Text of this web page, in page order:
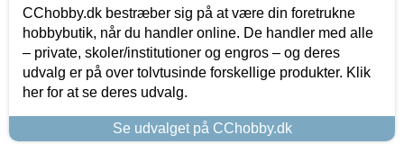
CChobby.dk bestræber sig på at være din foretrukne
hobbybutik, når du handler online. De handler med alle
– private, skoler/institutioner og engros – og deres
udvalg er på over tolvtusinde forskellige produkter. Klik
her for at se deres udvalg.
Se udvalget på CChobby.dk